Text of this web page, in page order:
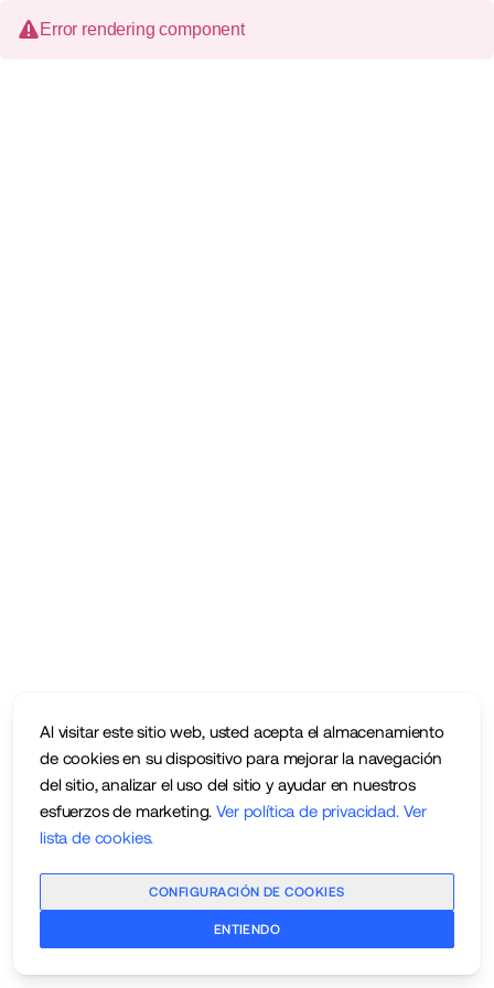
Al visitar este sitio web, usted acepta el almacenamiento
de cookies en su dispositivo para mejorar la navegación
del sitio, analizar el uso del sitio y ayudar en nuestros
esfuerzos de marketing.Ver política de privacidad. Ver
lista de cookies.
CONFIGURACIÓN DE COOKIES
ENTIENDO
Error rendering component